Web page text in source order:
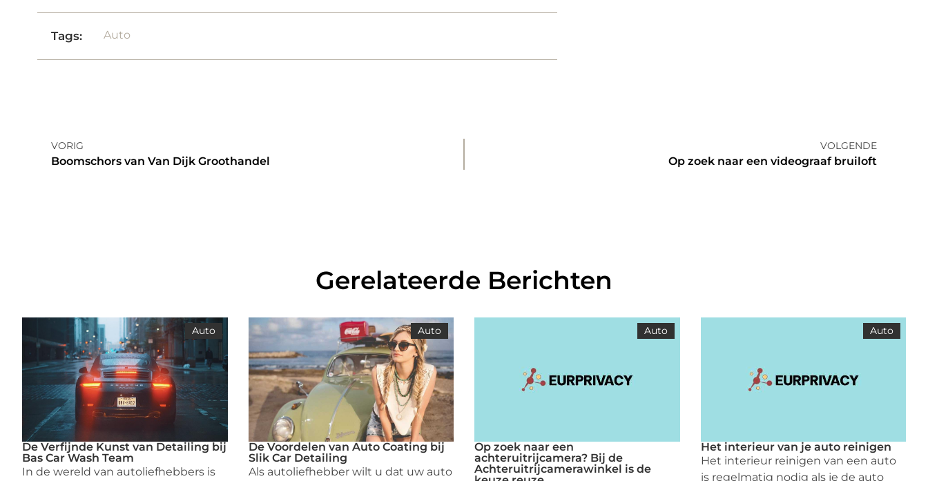
Tags: Auto
VORIG
Boomschors van Van Dijk Groothandel
VOLGENDE
Op zoek naar een videograaf bruiloft
Gerelateerde Berichten
Auto
De Verfijnde Kunst van Detailing bij
Bas Car Wash Team
In de wereld van autoliefhebbers is
Auto
De Voordelen van Auto Coating bij
Slik Car Detailing
Als autoliefhebber wilt u dat uw auto
Auto
Op zoek naar een
achteruitrijcamera? Bij de
Achteruitrijcamerawinkel is de
Auto
Het interieur van je auto reinigen
Het interieur reinigen van een auto
is regelmatig nodig als je de auto